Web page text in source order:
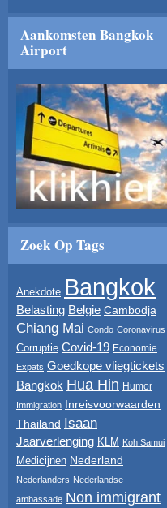
Aankomsten Bangkok
Airport
Zoek Op Tags
Anekdote Bangkok
Belasting Belgie Cambodja
Chiang Mai Condo Coronavirus
Corruptie Covid-19 Economie
Expats Goedkope vliegtickets
Bangkok Hua Hin Humor
Immigration Inreisvoorwaarden
Thailand Isaan
Jaarverlenging KLM Koh Samui
Medicijnen Nederland
Nederlanders Nederlandse
ambassade Non immigrant